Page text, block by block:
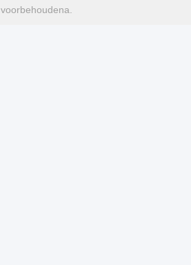
voorbehoudena.